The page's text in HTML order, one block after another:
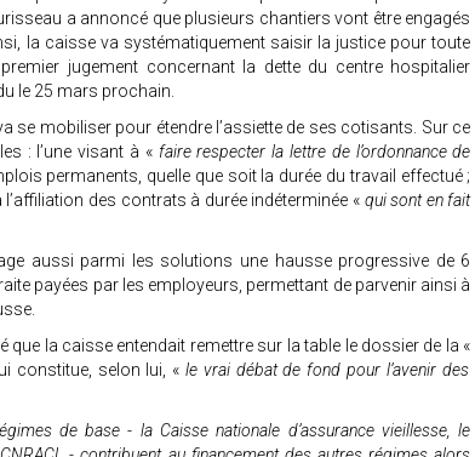
a annoncé que plusieurs chantiers vont être engagés
la caisse va systématiquement saisir la justice pour toute
jugement concernant la dette du centre hospitalier
le 25 mars prochain.
se mobiliser pour étendre l’assiette de ses cotisants. Sur ce
: l’une visant à «faire respecter la lettre de l’ordonnance de
permanents, quelle que soit la durée du travail effectué ;
l’affiliation des contrats à durée indéterminée « qui sont en fait
aussi parmi les solutions une hausse progressive de 6
payées par les employeurs, permettant de parvenir ainsi à
que la caisse entendait remettre sur la table le dossier de la «
constitue, selon lui, «le vrai débat de fond pour l’avenir des
de base - la Caisse nationale d’assurance vieillesse, le